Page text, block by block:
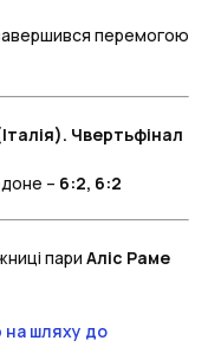
перемогою
Чвертьфінал
– 6:2, 6:2
пари Аліс Раме
шляху до